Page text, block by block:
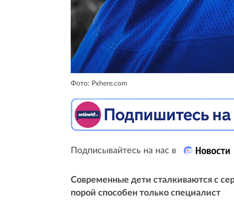
Фото: Pxhere.com
Подписывайтесь на нас в
Современные дети сталкиваются с
порой способен только специалист